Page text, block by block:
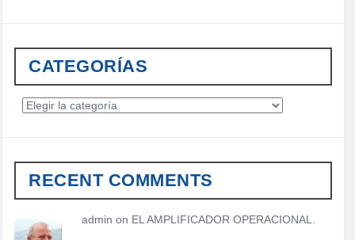
CATEGORÍAS
C
r
a
RECENT COMMENTS
admin on EL AMPLIFICADOR OPERACIONAL.